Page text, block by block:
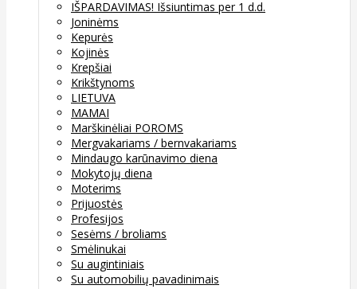
IŠPARDAVIMAS! Išsiuntimas per 1 d.d.
Joninėms
Kepurės
Kojinės
Krepšiai
Krikštynoms
LIETUVA
MAMAI
Marškinėliai POROMS
Mergvakariams / bernvakariams
Mindaugo karūnavimo diena
Mokytojų diena
Moterims
Prijuostės
Profesijos
Sesėms / broliams
Smėlinukai
Su augintiniais
Su automobilių pavadinimais